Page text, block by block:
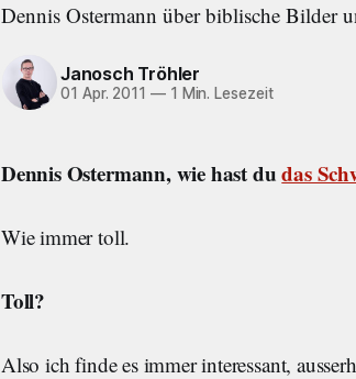
Dennis Ostermann über biblische Bilder
Janosch Tröhler
01 Apr. 2011 —1 Min. Lesezeit
Dennis Ostermann, wie hast dudas
Wie immer toll.
Toll?
Also ich finde es immer interessant,